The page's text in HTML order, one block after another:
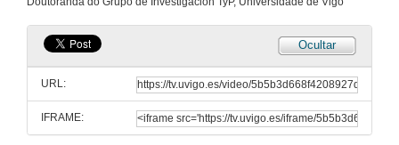
Ocultar
URL:
IFRAME:
27 de nov. de 2009